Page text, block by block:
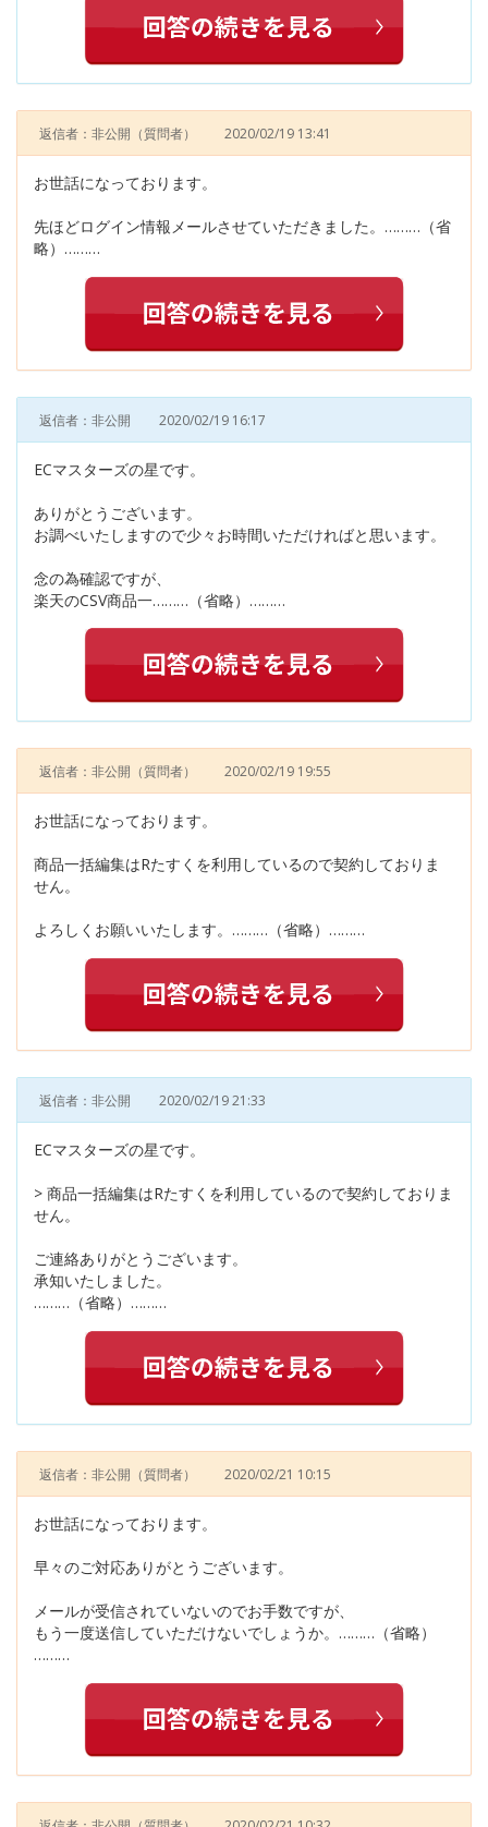
返信者：非公開 （質問者） 2020/02/19 13:41
お世話になっております。
先ほどログイン情報メールさせていただきました。………（省
略）………
返信者：非公開 2020/02/19 16:17
ECマスターズの星です。
ありがとうございます。
お調べいたしますので少々お時間いただければと思います。
念の為確認ですが、
楽天のCSV商品一………（省略）………
返信者：非公開 （質問者） 2020/02/19 19:55
お世話になっております。
商品一括編集はRたすくを利用しているので契約しておりま
せん。
よろしくお願いいたします。………（省略）………
返信者：非公開 2020/02/19 21:33
ECマスターズの星です。
> 商品一括編集はRたすくを利用しているので契約しておりま
せん。
ご連絡ありがとうございます。
承知いたしました。
………（省略）………
返信者：非公開 （質問者） 2020/02/21 10:15
お世話になっております。
早々のご対応ありがとうございます。
メールが受信されていないのでお手数ですが、
もう一度送信していただけないでしょうか。………（省略）
………